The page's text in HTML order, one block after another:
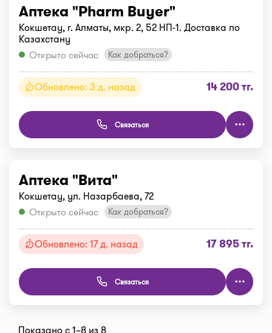
Аптека "Pharm Buyer"
Кокшетау, г. Алматы, мкр. 2, 52 НП-1. Доставка по
Казахстану
Открыто сейчас
Как добраться?
Обновлено: 3 д. назад 14 200 тг.
Связаться
Аптека "Вита"
Кокшетау, ул. Назарбаева, 72
Открыто сейчас
Как добраться?
Обновлено: 17 д. назад 17 895 тг.
Связаться
Показано с 1–8 из 8